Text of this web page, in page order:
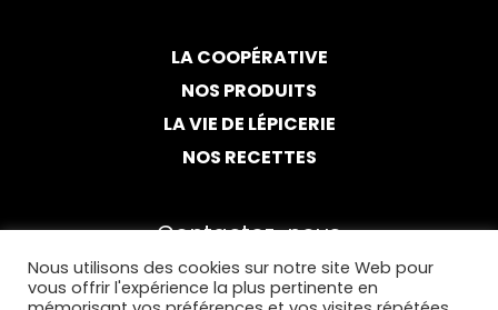
LA COOPÉRATIVE
NOS PRODUITS
LA VIE DE LÉPICERIE
NOS RECETTES
Contactez-nous
05 49 94 67 28
Nous utilisons des cookies sur notre site Web pour
vous offrir l'expérience la plus pertinente en